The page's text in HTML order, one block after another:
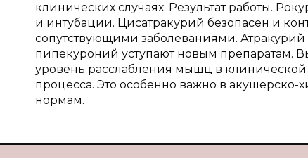
клинических случаях. Результат работы.
и интубации. Цисатракурий безопасен и
сопутствующими заболеваниями.
пипекуроний уступают новым препаратам.
уровень расслабления мышц в клинической
процесса. Это особенно важно в акушерско-
нормам.